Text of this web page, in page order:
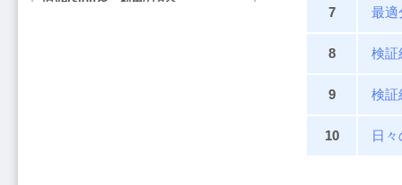
7 最適
8 検証
9 検証
10 日